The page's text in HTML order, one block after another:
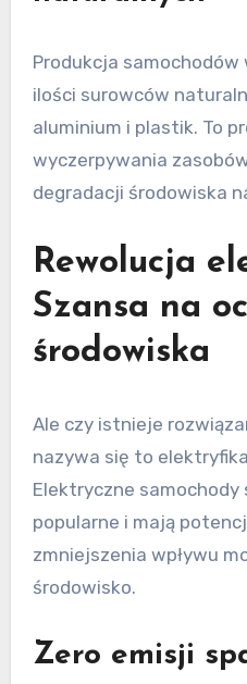
Produkcja samochodów
ilości surowców
aluminium i plastik. To
wyczerpywania
degradacji środowiska
Rewolucja
Szansa na
środowiska
Ale czy istnieje
nazywa się to
Elektryczne samochody
popularne i mają
zmniejszenia wpływu
środowisko.
Zero emisji